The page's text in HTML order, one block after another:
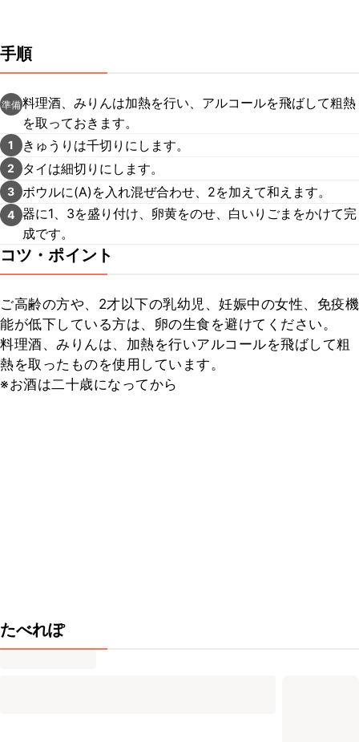
手順
準備料理酒、みりんは加熱を行い、アルコールを飛ばして粗熱
を取っておきます。
1 きゅうりは千切りにします。
2 タイは細切りにします。
3 ボウルに(A)を入れ混ぜ合わせ、2を加えて和えます。
4 器に1、3を盛り付け、卵黄をのせ、白いりごまをかけて完
成です。
コツ・ポイント
ご高齢の方や、2才以下の乳幼児、妊娠中の女性、免疫機
能が低下している方は、卵の生食を避けてください。
料理酒、みりんは、加熱を行いアルコールを飛ばして粗
熱を取ったものを使用しています。
※お酒は二十歳になってから
たべれぽ